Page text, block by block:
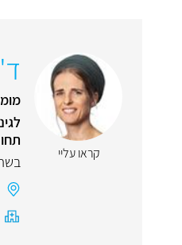
קראו עליי